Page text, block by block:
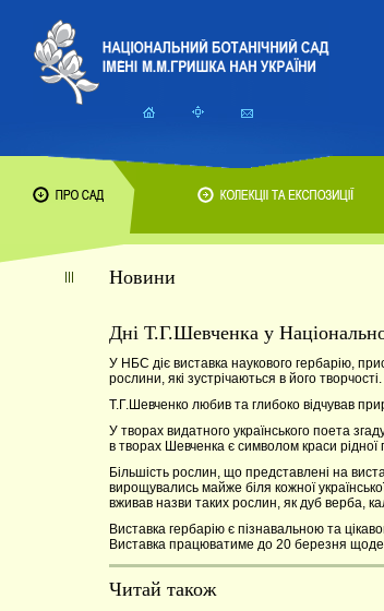
Новини
Дні Т.Г.Шевченка у
У НБС діє виставка наукового гербарію,
рослини, які зустрічаються в його творчості.
Т.Г.Шевченко любив та глибоко відчував
У творах видатного українського поета
в творах Шевченка є символом краси
Більшість рослин, що представлені на
вирощувались майже біля кожної
вживав назви таких рослин, як дуб верба,
Виставка гербарію є пізнавальною та
Виставка працюватиме до 20 березня
Читай також